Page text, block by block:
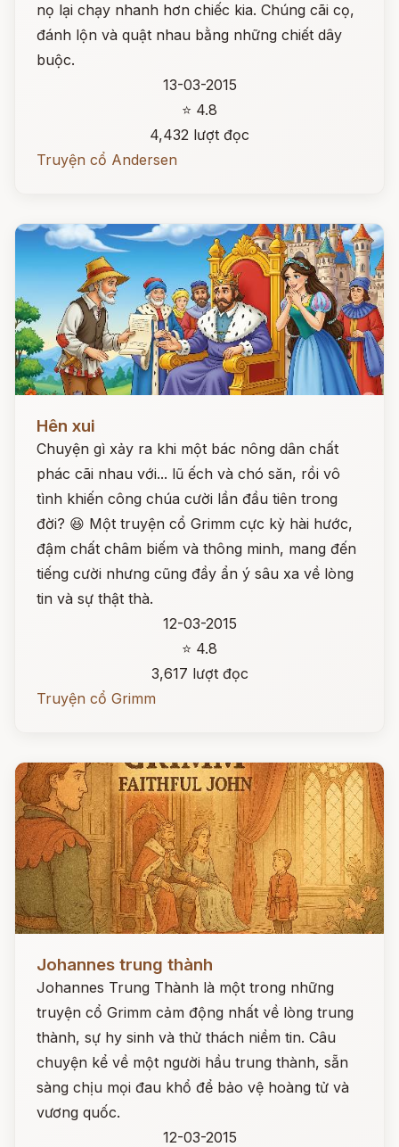
nọ lại chạy nhanh hơn chiếc kia. Chúng cãi cọ,
đánh lộn và quật nhau bằng những chiết dây
buộc.
13-03-2015
⭐ 4.8
4,432 lượt đọc
Truyện cổ Andersen
Hên xui
Chuyện gì xảy ra khi một bác nông dân chất
phác cãi nhau với... lũ ếch và chó săn, rồi vô
tình khiến công chúa cười lần đầu tiên trong
đời? 😆 Một truyện cổ Grimm cực kỳ hài hước,
đậm chất châm biếm và thông minh, mang đến
tiếng cười nhưng cũng đầy ẩn ý sâu xa về lòng
tin và sự thật thà.
12-03-2015
⭐ 4.8
3,617 lượt đọc
Truyện cổ Grimm
Johannes trung thành
Johannes Trung Thành là một trong những
truyện cổ Grimm cảm động nhất về lòng trung
thành, sự hy sinh và thử thách niềm tin. Câu
chuyện kể về một người hầu trung thành, sẵn
sàng chịu mọi đau khổ để bảo vệ hoàng tử và
vương quốc.
12-03-2015